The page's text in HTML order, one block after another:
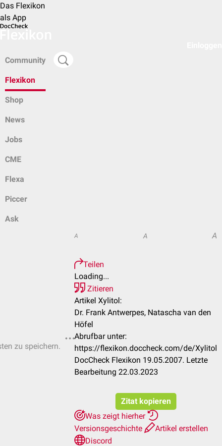
Das Flexikon
als App
Community
Flexikon
Shop
News
Jobs
CME
Flexa
Piccer
Ask
zu speichern.
A A A
Teilen
Loading...
Zitieren
Artikel Xylitol:
Dr. Frank Antwerpes, Natascha van den
Höfel
Abrufbar unter:
https://flexikon.doccheck.com/de/Xylitol
DocCheck Flexikon 19.05.2007. Letzte
Bearbeitung 22.03.2023
Zitat kopieren
Was zeigt hierher
Versionsgeschichte
Artikel erstellen
Discord